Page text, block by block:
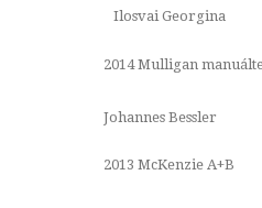
Ilosvai Georgina
2014 Mulligan
Johannes Bessler
2013